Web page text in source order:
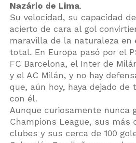
Nazário de Lima.
Su velocidad, su capacidad
acierto de cara al gol
maravilla de la naturaleza en
total. En Europa pasó por el
FC Barcelona, el Inter de
y el AC Milán, y no hay
que, aún hoy, haya dejado de
con él.
Aunque curiosamente nunca
Champions League, sus más
clubes y sus cerca de 100